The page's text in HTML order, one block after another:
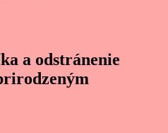
a odstránenie